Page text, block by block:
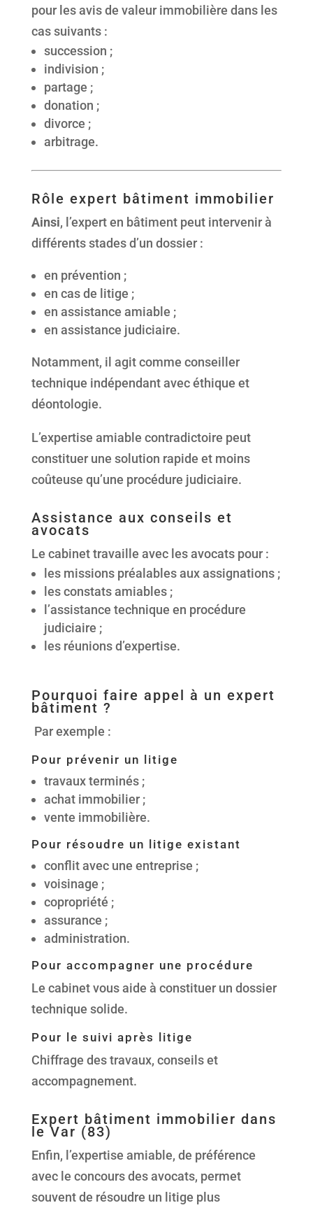
pour les avis de valeur immobilière dans les
cas suivants :
succession ;
indivision ;
partage ;
donation ;
divorce ;
arbitrage.
Rôle expert bâtiment immobilier
Ainsi, l’expert en bâtiment peut intervenir à
différents stades d’un dossier :
en prévention ;
en cas de litige ;
en assistance amiable ;
en assistance judiciaire.
Notamment, il agit comme conseiller
technique indépendant avec éthique et
déontologie.
L’expertise amiable contradictoire peut
constituer une solution rapide et moins
coûteuse qu’une procédure judiciaire.
Assistance aux conseils et
avocats
Le cabinet travaille avec les avocats pour :
les missions préalables aux assignations ;
les constats amiables ;
l’assistance technique en procédure
judiciaire ;
les réunions d’expertise.
Pourquoi faire appel à un expert
bâtiment ?
Par exemple :
Pour prévenir un litige
travaux terminés ;
achat immobilier ;
vente immobilière.
Pour résoudre un litige existant
conflit avec une entreprise ;
voisinage ;
copropriété ;
assurance ;
administration.
Pour accompagner une procédure
Le cabinet vous aide à constituer un dossier
technique solide.
Pour le suivi après litige
Chiffrage des travaux, conseils et
accompagnement.
Expert bâtiment immobilier dans
le Var (83)
Enfin, l’expertise amiable, de préférence
avec le concours des avocats, permet
souvent de résoudre un litige plus